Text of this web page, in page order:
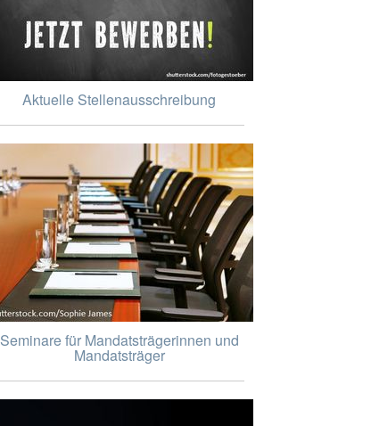
Aktuelle Stellenausschreibung
Seminare für Mandatsträgerinnen und
Mandatsträger